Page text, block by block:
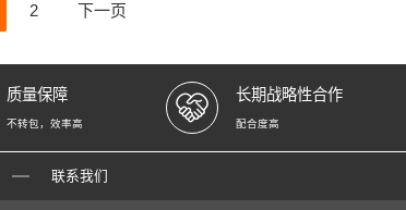
2 下一页
质量保障
不转包，效率高
长期战略性合作
配合度高
联系我们